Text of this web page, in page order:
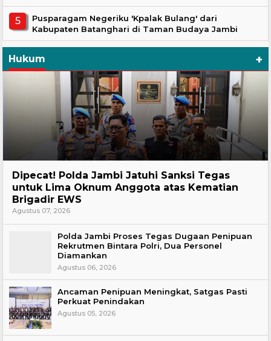
Pusparagam Negeriku 'Kpalak Bulang' dari
Kabupaten Batanghari di Taman Budaya Jambi
Hukum +
Dipecat! Polda Jambi Jatuhi Sanksi Tegas
untuk Lima Oknum Anggota atas Kematian
Brigadir EWS
Agustus 07, 2026
Polda Jambi Proses Tegas Dugaan Penipuan
Rekrutmen Bintara Polri, Dua Personel
Diamankan
Agustus 06, 2026
Ancaman Penipuan Meningkat, Satgas Pasti
Perkuat Penindakan
Agustus 05, 2026